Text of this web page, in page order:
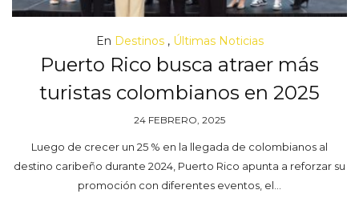
En Destinos, Últimas Noticias
Puerto Rico busca atraer más
turistas colombianos en 2025
24 FEBRERO, 2025
Luego de crecer un 25 % en la llegada de colombianos al
destino caribeño durante 2024, Puerto Rico apunta a reforzar su
promoción con diferentes eventos, el…